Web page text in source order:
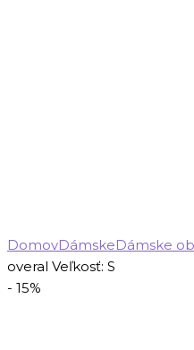
DomovDámskeDámske
overal Veľkosť: S
- 15%